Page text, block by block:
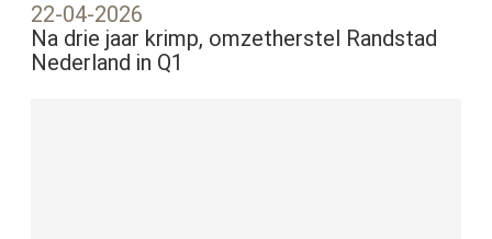
22-04-2026
Na drie jaar krimp, omzetherstel Randstad
Nederland in Q1